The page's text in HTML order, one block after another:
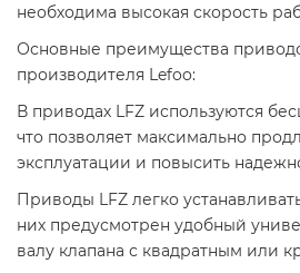
необходима высокая скорость
Основные преимущества
производителя Lefoo:
В приводах LFZ используются
что позволяет максимально
эксплуатации и повысить
Приводы LFZ легко
них предусмотрен удобный
валу клапана с квадратным или